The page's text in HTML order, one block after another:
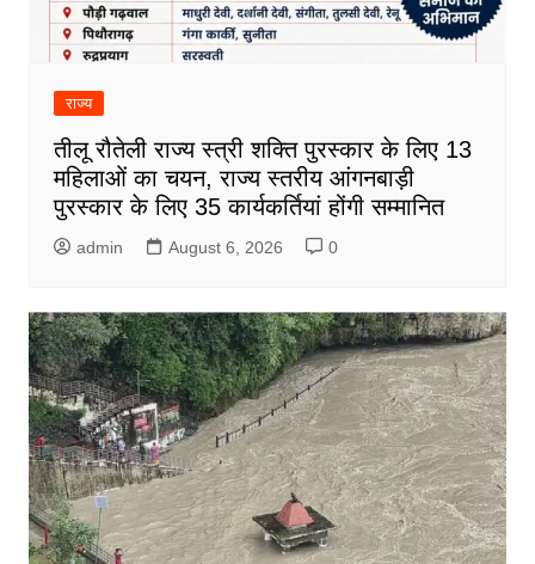
राज्य
तीलू रौतेली राज्य स्त्री शक्ति पुरस्कार के लिए 13
महिलाओं का चयन, राज्य स्तरीय आंगनबाड़ी
पुरस्कार के लिए 35 कार्यकर्तियां होंगी सम्मानित
admin August 6, 2026 0